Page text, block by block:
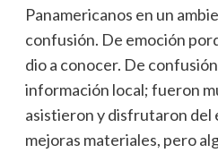
Panamericanos en un
confusión. De emoción
dio a conocer. De
información local; fueron
asistieron y disfrutaron del
mejoras materiales, pero